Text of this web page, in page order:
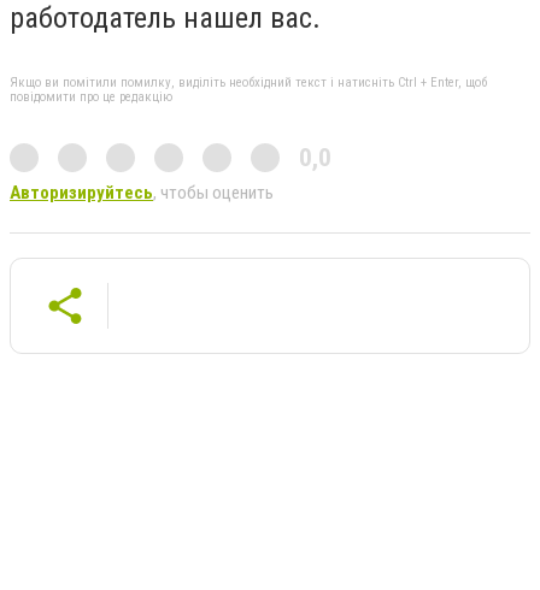
работодатель нашел вас.
Якщо ви помітили помилку, виділіть необхідний текст і натисніть Ctrl + Enter, щоб
повідомити про це редакцію
0,0
Авторизируйтесь, чтобы оценить